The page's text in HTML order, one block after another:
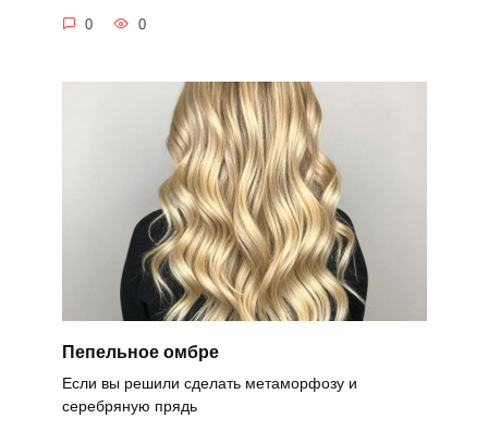
0 0
Пепельное омбре
Если вы решили сделать метаморфозу и
серебряную прядь